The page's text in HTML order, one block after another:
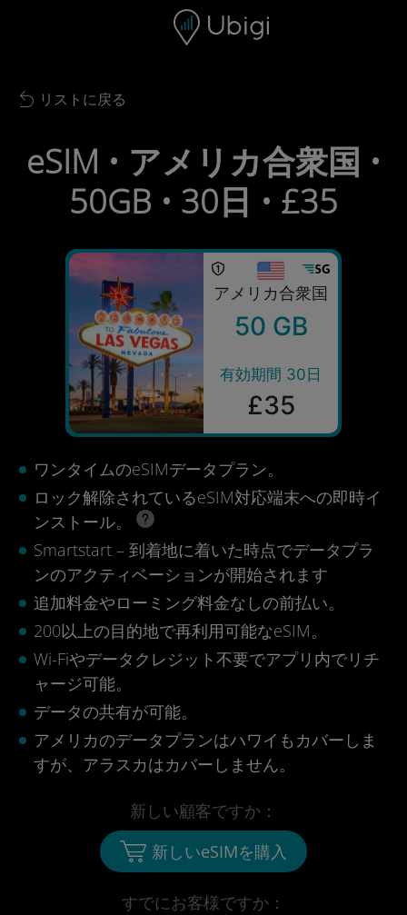
ナビゲーションバー フッター
Back to list
リストに戻る
eSIM • アメリカ合衆国 •
50GB • 30日 • £35
アメリカ合衆国
50 GB
有効期間 30日
£35
ワンタイムのeSIMデータプラン。
ロック解除されているeSIM対応端末への即時イ
ンストール。
Smartstart – 到着地に着いた時点でデータプラ
ンのアクティベーションが開始されます
追加料金やローミング料金なしの前払い。
200以上の目的地で再利用可能なeSIM。
Wi-Fiやデータクレジット不要でアプリ内でリチ
ャージ可能。
データの共有が可能。
アメリカのデータプランはハワイもカバーしま
すが、アラスカはカバーしません。
すでにお客様ですか：
新しい顧客ですか：
新しいeSIMを購入